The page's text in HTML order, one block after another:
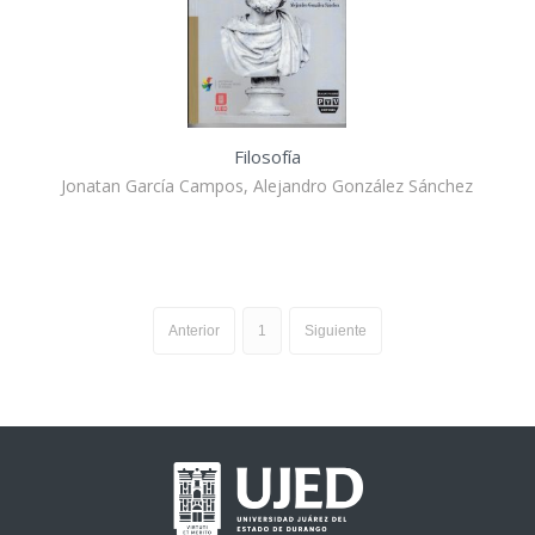
Filosofía
Jonatan García Campos, Alejandro González Sánchez
Anterior 1 Siguiente